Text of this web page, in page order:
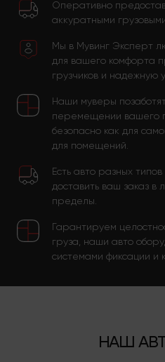
Оперативно
аккуратными
Мы в Мувинг Эксперт
для вашего комфорта
грузчиков и надежную
Наши муверы
перемещении вашего
безопасно как для
для помещений.
Есть авто разных
доставить ваш заказ в
пределы.
Гарантируем
груза, наши авто
системами фиксации и
НАШ